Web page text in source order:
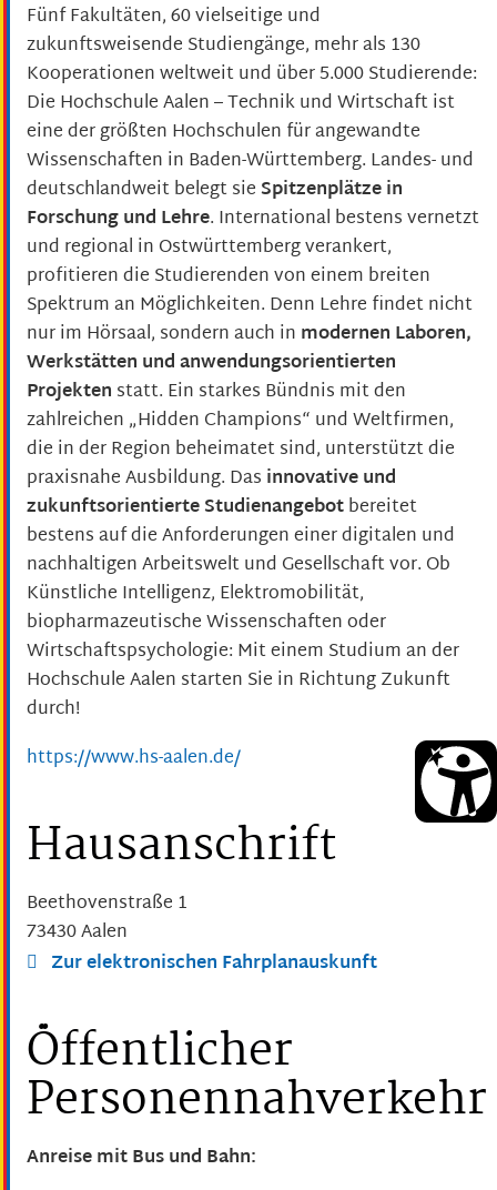
Fünf Fakultäten, 60 vielseitige und
zukunftsweisende Studiengänge, mehr als 130
Kooperationen weltweit und über 5.000 Studierende:
Die Hochschule Aalen – Technik und Wirtschaft ist
eine der größten Hochschulen für angewandte
Wissenschaften in Baden-Württemberg. Landes- und
deutschlandweit belegt sieSpitzenplätze in
Forschung und Lehre. International bestens vernetzt
und regional in Ostwürttemberg verankert,
profitieren die Studierenden von einem breiten
Spektrum an Möglichkeiten. Denn Lehre findet nicht
nur im Hörsaal, sondern auch in modernen Laboren,
Werkstätten und anwendungsorientierten
Projekten statt. Ein starkes Bündnis mit den
zahlreichen „Hidden Champions“ und Weltfirmen,
die in der Region beheimatet sind, unterstützt die
praxisnahe Ausbildung. Das innovative und
zukunftsorientierte Studienangebotbereitet
bestens auf die Anforderungen einer digitalen und
nachhaltigen Arbeitswelt und Gesellschaft vor. Ob
Künstliche Intelligenz, Elektromobilität,
biopharmazeutische Wissenschaften oder
Wirtschaftspsychologie: Mit einem Studium an der
Hochschule Aalen starten Sie in Richtung Zukunft
durch!
https://www.hs-aalen.de/
Hausanschrift
Beethovenstraße 1
73430Aalen
Zur elektronischen Fahrplanauskunft
Öffentlicher
Personennahverkehr
Anreise mit Bus und Bahn: